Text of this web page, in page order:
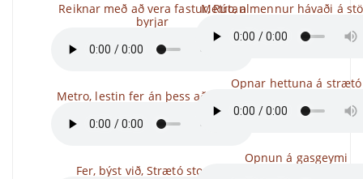
Reiknar með að vera fastur, Rútan
byrjar
Metro, lestin fer án þess að stoppa
Fer, býst við, Strætó stoppar
Metro, almennur hávaði á
Opnar hettuna á strætó
Opnun á gasgeymi